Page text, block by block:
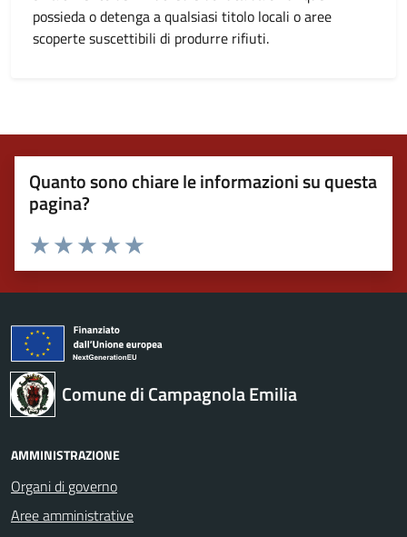
possieda o detenga a qualsiasi titolo locali o aree
scoperte suscettibili di produrre rifiuti.
Quanto sono chiare le informazioni su questa
pagina?
Valuta 5 stelle su 5
Valuta 4 stelle su 5
Valuta 3 stelle su 5
Valuta 2 stelle su 5
Valuta 1 stelle su 5
Comune di Campagnola Emilia
AMMINISTRAZIONE
Organi di governo
Aree amministrative